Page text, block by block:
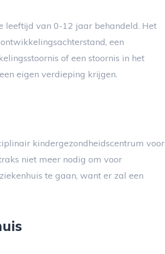
leeftijd van 0-12 jaar behandeld. Het
een
of een stoornis in het
eigen verdieping krijgen.
kindergezondheidscentrum voor
niet meer nodig om voor
te gaan, want er zal een